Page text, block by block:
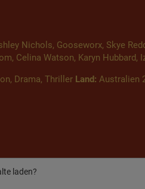
Nichols, Gooseworx, Skye
Celina Watson, Karyn Hubbard,
Drama, Thriller Land: Australien
laden?